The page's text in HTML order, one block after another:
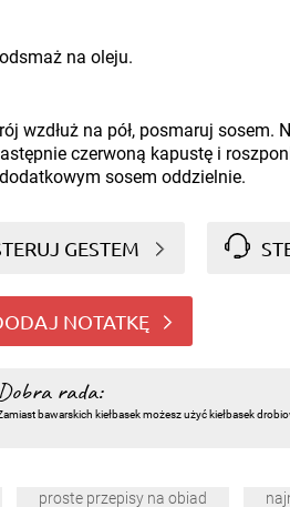
na oleju.
wzdłuż na pół, posmaruj sosem.
czerwoną kapustę i
sosem oddzielnie.
GESTEM
NOTATKĘ
Dobra rada:
bawarskich kiełbasek możesz użyć kiełbasek
proste przepisy na obiad